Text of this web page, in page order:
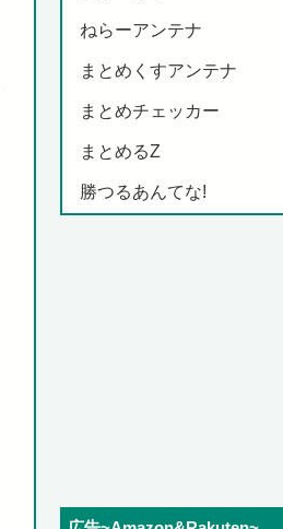
ねらーアンテナ
まとめくすアンテナ
まとめチェッカー
まとめるZ
勝つるあんてな!